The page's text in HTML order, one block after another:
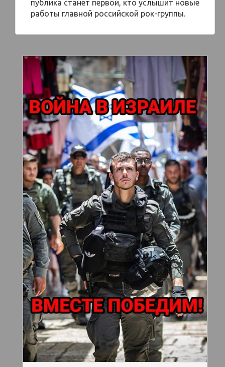
публика станет первой, кто услышит новые
работы главной российской рок-группы.